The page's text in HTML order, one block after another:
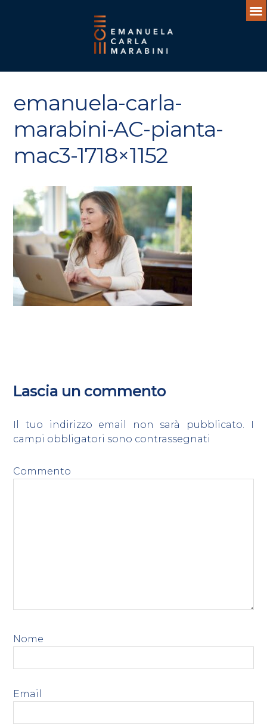
emanuela-carla-
marabini-AC-pianta-
mac3-1718×1152
Lascia un commento
Il tuo indirizzo email non sarà pubblicato.
I
campi obbligatori sono contrassegnati
Commento
Nome
Email